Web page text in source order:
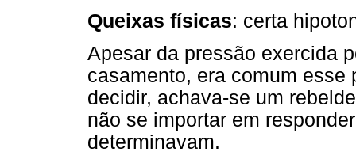
Queixas físicas: certa
Apesar da pressão exercida
casamento, era comum esse
decidir, achava-se um
não se importar em
determinavam.